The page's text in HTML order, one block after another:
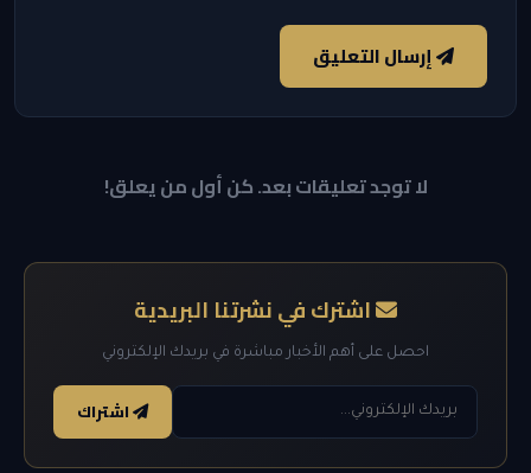
إرسال التعليق
لا توجد تعليقات بعد. كن أول من يعلق!
اشترك في نشرتنا البريدية
احصل على أهم الأخبار مباشرة في بريدك الإلكتروني
اشتراك